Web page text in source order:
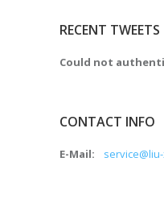
RECENT TWEETS
Could not
CONTACT INFO
E-Mail: